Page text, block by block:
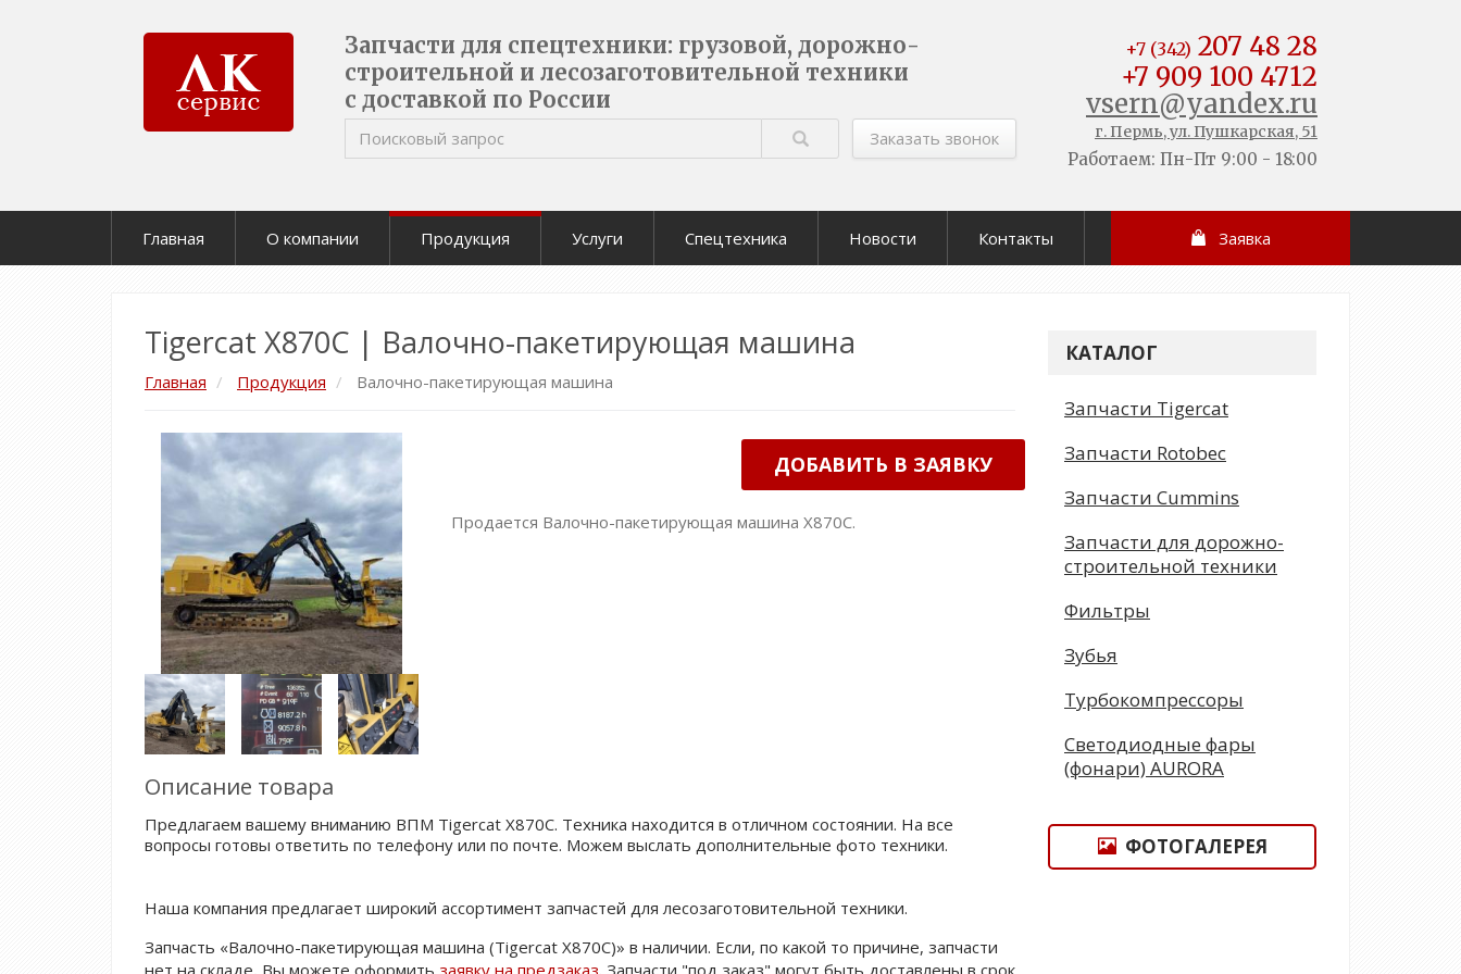
Запчасти для спецтехники: грузовой, дорожно-
строительной и лесозаготовительной техники
с доставкой по России
Заказать звонок
+7 (342) 207 48 28
+7 909 100 4712
vsern@yandex.ru
г. Пермь, ул. Пушкарская, 51
Работаем: Пн-Пт 9:00 - 18:00
Главная О компании Продукция Услуги Спецтехника Новости Контакты Заявка
Tigercat X870C | Валочно-пакетирующая машина
Главная Продукция Валочно-пакетирующая машина
ДОБАВИТЬ В ЗАЯВКУ
Продается Валочно-пакетирующая машина X870C.
Описание товара
Предлагаем вашему вниманию ВПМ Tigercat X870C. Техника находится в отличном состоянии. На все
вопросы готовы ответить по телефону или по почте. Можем выслать дополнительные фото техники.
Наша компания предлагает широкий ассортимент запчастей для лесозаготовительной техники.
Запчасть «Валочно-пакетирующая машина (Tigercat X870C)» в наличии. Если, по какой то причине, запчасти
нет на складе, Вы можете оформить заявку на предзаказ. Запчасти "под заказ" могут быть доставлены в срок
КАТАЛОГ
Запчасти Tigercat
Запчасти Rotobec
Запчасти Cummins
Запчасти для дорожно-
строительной техники
Фильтры
Зубья
Турбокомпрессоры
Светодиодные фары
(фонари) AURORA
ФОТОГАЛЕРЕЯ